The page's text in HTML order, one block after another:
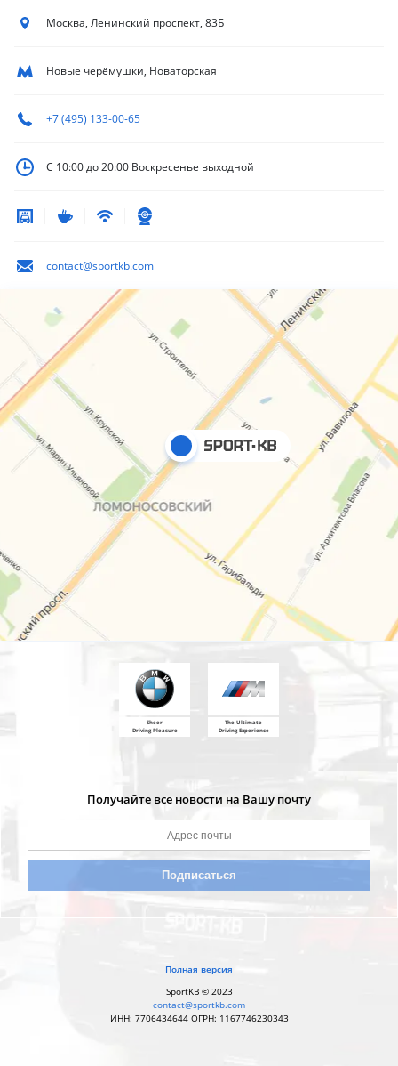
Москва, Ленинский проспект, 83Б
Новые черёмушки, Новаторская
+7 (495) 133-00-65
С 10:00 до 20:00 Воскресенье выходной
contact@sportkb.com
Sheer
Driving Pleasure
The Ultimate
Driving Experience
Получайте все новости на Вашу почту
Полная версия
SportKB © 2023
contact@sportkb.com
ИНН: 7706434644 ОГРН: 1167746230343